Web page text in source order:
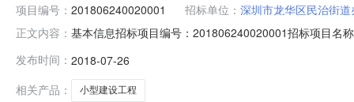
项目编号： 201806240020001 招标单位： 深圳市龙华区民治街
正文内容： 基本信息招标项目编号：201806240020001招标项目名
公示环节：资格审查环节资审结果及业绩文件序号单位
发布时间： 2018-07-26
相关产品：
小型建设工程